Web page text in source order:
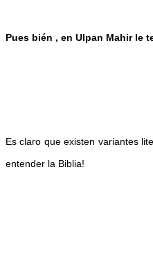
Pues bién , en Ulpan Mahir le
Es claro que existen variantes
entender la Biblia!